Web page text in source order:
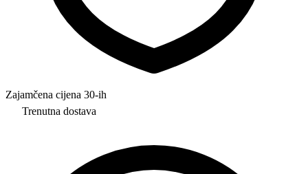
Zajamčena cijena 30-ih
Trenutna dostava